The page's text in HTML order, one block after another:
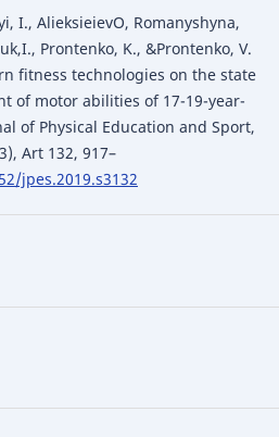
І., AlieksieievO, Romanyshyna,
Prontenko, K., &Prontenko, V.
fitness technologies on the state
of motor abilities of 17-19-year-
of Physical Education and Sport,
Art 132, 917–
jpes.2019.s3132